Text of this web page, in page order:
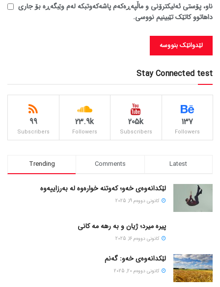
ناو، پۆستی ئەلیکترۆنی و ماڵپەڕەکەم پاشەکەوتبکە لەم وێبگەڕە بۆ جاری
داهاتوو کاتێک تێبینیم نووسی.
Stay Connected test
137
Followers
205k
Subscribers
23.9k
Followers
99
Subscribers
Trending Comments Latest
لێکدانەوەی خەو؛ کەوتنە خوارەوە لە بەرزاییەوە
كانونی دووه‌م 19, 2025
پیره میرد؛ ژیان و به رهه مه کانی
كانونی دووه‌م 16, 2025
لێکدانەوەی خەو: گەنم
كانونی دووه‌م 20, 2025